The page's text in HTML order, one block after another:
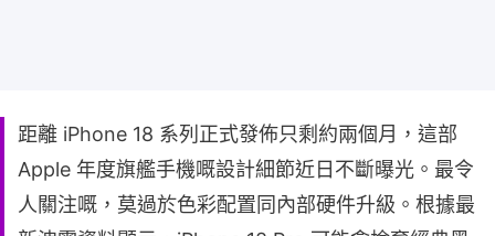
距離 iPhone 18 系列正式發佈只剩約兩個月，這部
Apple 年度旗艦手機嘅設計細節近日不斷曝光。最令
人關注嘅，莫過於色彩配置同內部硬件升級。根據最